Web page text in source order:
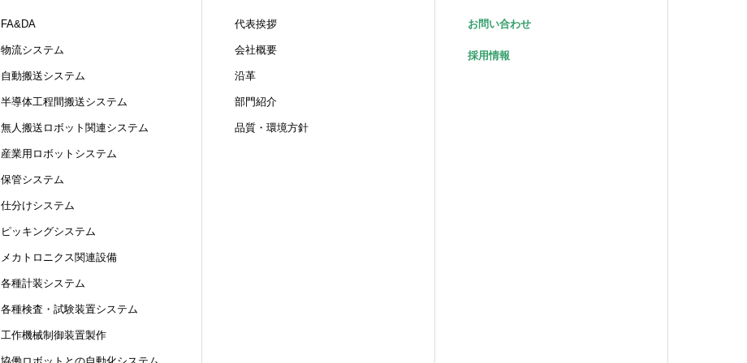
FA&DA
物流システム
自動搬送システム
半導体工程間搬送システム
無人搬送ロボット関連システム
産業用ロボットシステム
保管システム
仕分けシステム
ピッキングシステム
メカトロニクス関連設備
各種計装システム
各種検査・試験装置システム
工作機械制御装置製作
代表挨拶
会社概要
沿革
部門紹介
品質・環境方針
お問い合わせ
採用情報